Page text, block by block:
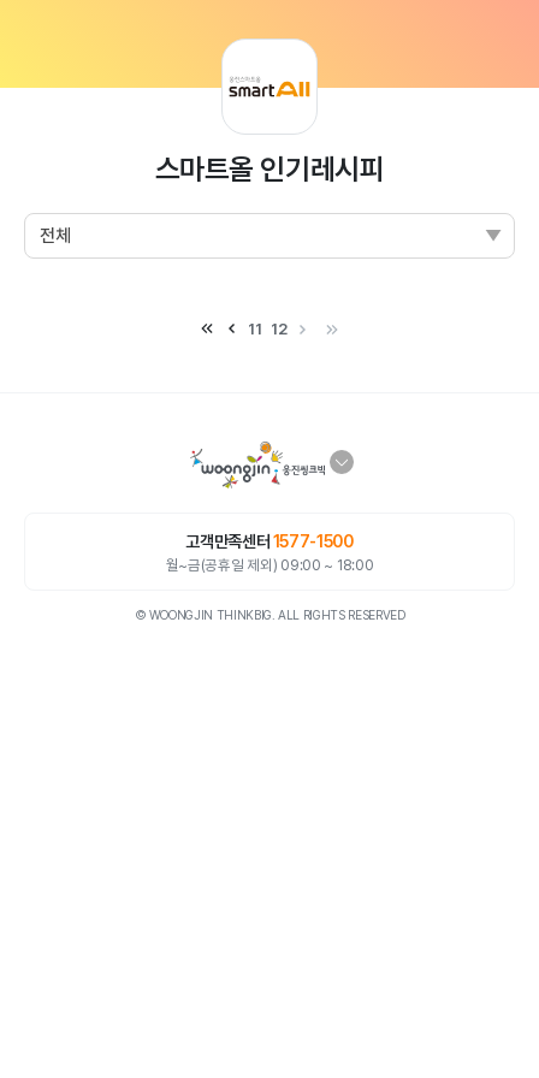
스마트올 인기레시피
11 12
고객만족센터 1577-1500
월~금(공휴일 제외) 09:00 ~ 18:00
© WOONGJIN THINKBIG. ALL RIGHTS RESERVED